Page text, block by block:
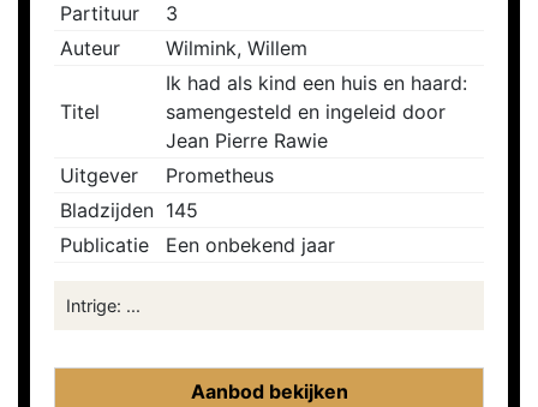
Partituur
3
Auteur
Wilmink, Willem
Titel
Ik had als kind een huis en haard:
samengesteld en ingeleid door
Jean Pierre Rawie
Uitgever
Prometheus
Bladzijden 145
Publicatie
Een onbekend jaar
Intrige: ...
Aanbod bekijken